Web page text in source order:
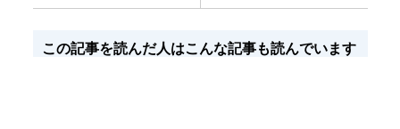
この記事を読んだ人はこんな記事も読んでいます